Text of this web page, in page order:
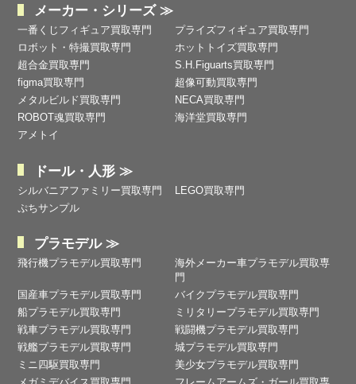
メーカー・シリーズ ≫
一番くじフィギュア買取専門
プライズフィギュア買取専門
ロボット・特撮買取専門
ホットトイズ買取専門
超合金買取専門
S.H.Figuarts買取専門
figma買取専門
超像可動買取専門
メタルビルド買取専門
NECA買取専門
ROBOT魂買取専門
海洋堂買取専門
アメトイ
ドール・人形 ≫
シルバニアファミリー買取専門
LEGO買取専門
ぷちサンプル
プラモデル ≫
飛行機プラモデル買取専門
海外メーカー車プラモデル買取専
門
国産車プラモデル買取専門
バイクプラモデル買取専門
船プラモデル買取専門
ミリタリープラモデル買取専門
戦車プラモデル買取専門
戦闘機プラモデル買取専門
戦艦プラモデル買取専門
城プラモデル買取専門
ミニ四駆買取専門
美少女プラモデル買取専門